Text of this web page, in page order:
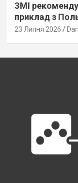
ЗМІ
приклад з
до українців
23 Липня 2026